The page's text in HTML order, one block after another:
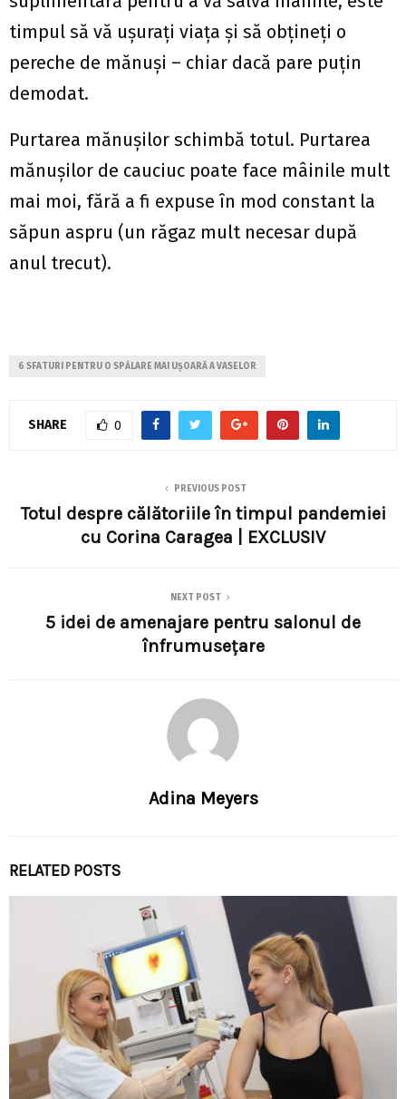
timpul să vă ușurați viața și să obțineți o
pereche de mănuși – chiar dacă pare puțin
demodat.
Purtarea mănușilor schimbă totul. Purtarea
mănușilor de cauciuc poate face mâinile mult
mai moi, fără a fi expuse în mod constant la
săpun aspru (un răgaz mult necesar după
anul trecut).
6 SFATURI PENTRU O SPĂLARE MAI UȘOARĂ A VASELOR
SHARE 0
PREVIOUS POST
Totul despre călătoriile în timpul pandemiei
cu Corina Caragea | EXCLUSIV
NEXT POST
5 idei de amenajare pentru salonul de
înfrumusețare
Adina Meyers
RELATED POSTS